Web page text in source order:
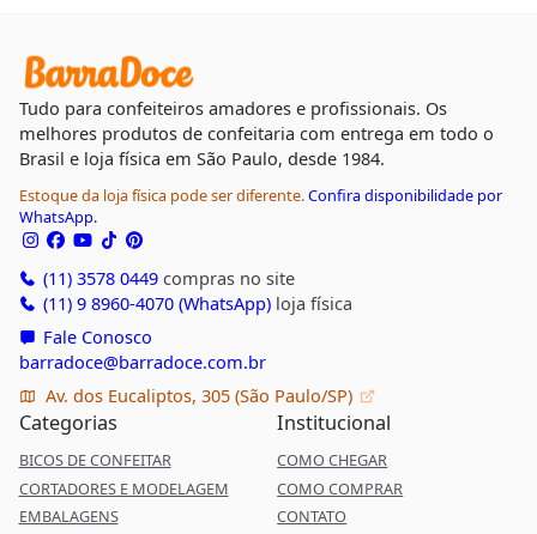
Tudo para confeiteiros amadores e profissionais. Os
melhores produtos de confeitaria com entrega em todo o
Brasil e loja física em São Paulo, desde 1984.
Estoque da loja física pode ser diferente.Confira disponibilidade por
WhatsApp.
(11) 3578 0449compras no site
(11) 9 8960-4070 (WhatsApp)loja física
Fale Conosco
barradoce@barradoce.com.br
Av. dos Eucaliptos, 305 (São Paulo/SP)
Categorias
BICOS DE CONFEITAR
CORTADORES E MODELAGEM
EMBALAGENS
Institucional
COMO CHEGAR
COMO COMPRAR
CONTATO